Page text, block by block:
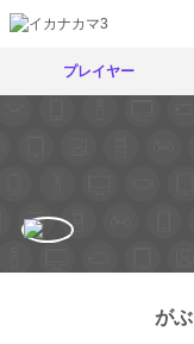
プレイヤー
がぶ